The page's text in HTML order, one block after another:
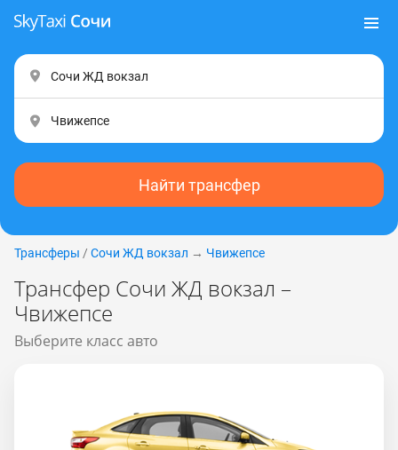
Найти трансфер
Трансферы / Сочи ЖД вокзал → Чвижепсе
Трансфер Сочи ЖД вокзал –
Чвижепсе
Выберите класс авто